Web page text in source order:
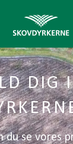
DIG
du se vores